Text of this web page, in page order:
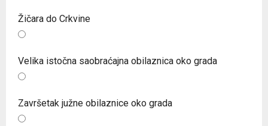
Žičara do Crkvine
Velika istočna saobraćajna obilaznica oko grada
Završetak južne obilaznice oko grada